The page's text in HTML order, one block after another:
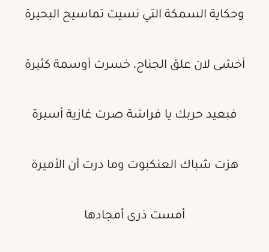
وحكاية السمكة التي نسيت تماسيح البحيرة
أخشى لان علق الجناح، خسرت أوسمة كثيرة
فبعيد حربك يا فراشة صرت غازية أسيرة
هزت شباك العنكبوت وما درت أن الأميرة
أمست ذرى أمجادها